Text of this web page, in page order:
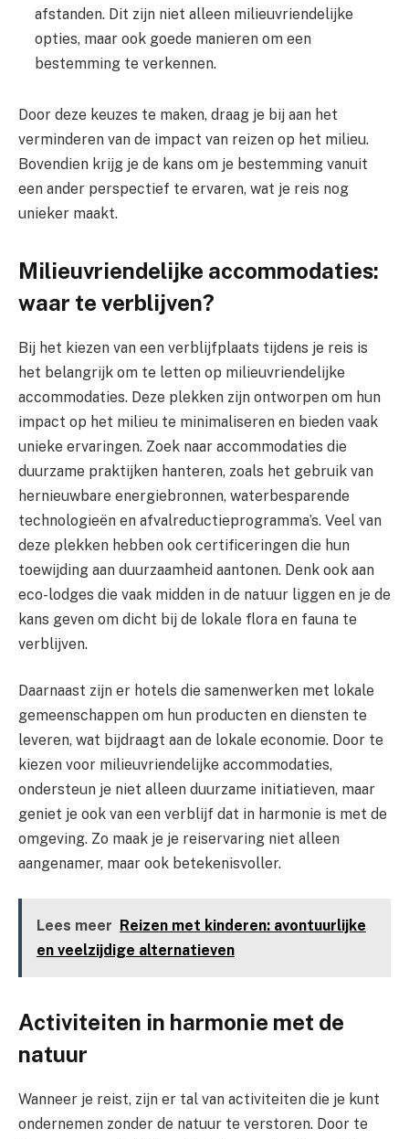
afstanden. Dit zijn niet alleen milieuvriendelijke
opties, maar ook goede manieren om een
bestemming te verkennen.
Door deze keuzes te maken, draag je bij aan het
verminderen van de impact van reizen op het milieu.
Bovendien krijg je de kans om je bestemming vanuit
een ander perspectief te ervaren, wat je reis nog
unieker maakt.
Milieuvriendelijke accommodaties:
waar te verblijven?
Bij het kiezen van een verblijfplaats tijdens je reis is
het belangrijk om te letten op milieuvriendelijke
accommodaties. Deze plekken zijn ontworpen om hun
impact op het milieu te minimaliseren en bieden vaak
unieke ervaringen. Zoek naar accommodaties die
duurzame praktijken hanteren, zoals het gebruik van
hernieuwbare energiebronnen, waterbesparende
technologieën en afvalreductieprogramma’s. Veel van
deze plekken hebben ook certificeringen die hun
toewijding aan duurzaamheid aantonen. Denk ook aan
eco-lodges die vaak midden in de natuur liggen en je de
kans geven om dicht bij de lokale flora en fauna te
verblijven.
Daarnaast zijn er hotels die samenwerken met lokale
gemeenschappen om hun producten en diensten te
leveren, wat bijdraagt aan de lokale economie. Door te
kiezen voor milieuvriendelijke accommodaties,
ondersteun je niet alleen duurzame initiatieven, maar
geniet je ook van een verblijf dat in harmonie is met de
omgeving. Zo maak je je reiservaring niet alleen
aangenamer, maar ook betekenisvoller.
Lees meer Reizen met kinderen: avontuurlijke
en veelzijdige alternatieven
Activiteiten in harmonie met de
natuur
Wanneer je reist, zijn er tal van activiteiten die je kunt
ondernemen zonder de natuur te verstoren. Door te